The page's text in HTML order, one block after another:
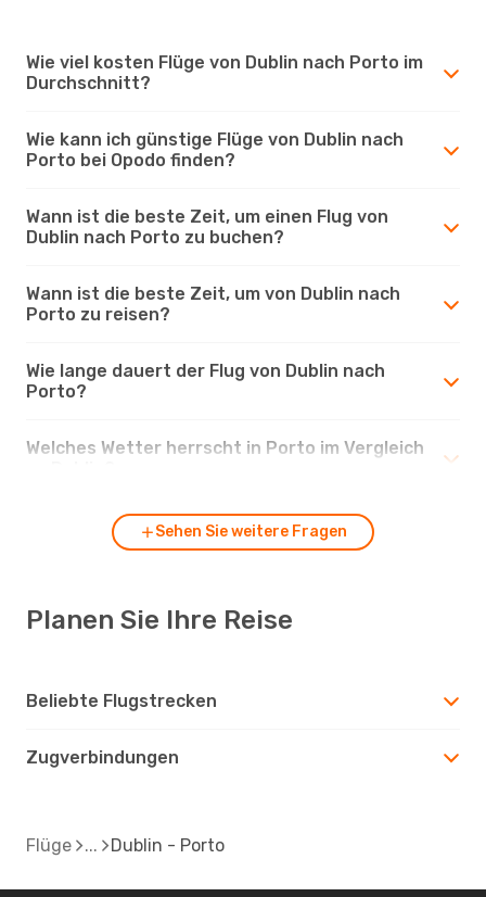
Wie viel kosten Flüge von Dublin nach Porto im
Durchschnitt?
Wie kann ich günstige Flüge von Dublin nach
Porto bei Opodo finden?
Wann ist die beste Zeit, um einen Flug von
Dublin nach Porto zu buchen?
Wann ist die beste Zeit, um von Dublin nach
Porto zu reisen?
Wie lange dauert der Flug von Dublin nach
Porto?
Welches Wetter herrscht in Porto im Vergleich
Sehen Sie weitere Fragen
Planen Sie Ihre Reise
Beliebte Flugstrecken
Zugverbindungen
Flüge Dublin - Porto